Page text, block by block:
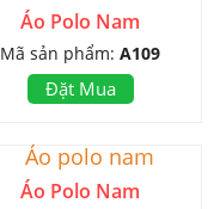
Áo Polo Nam
Mã sản phẩm: A109
Đặt Mua
Áo Polo Nam